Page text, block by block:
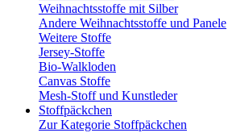
Weihnachtsstoffe mit Silber
Andere Weihnachtsstoffe und Panele
Weitere Stoffe
Jersey-Stoffe
Bio-Walkloden
Canvas Stoffe
Mesh-Stoff und Kunstleder
Stoffpäckchen
Zur Kategorie Stoffpäckchen